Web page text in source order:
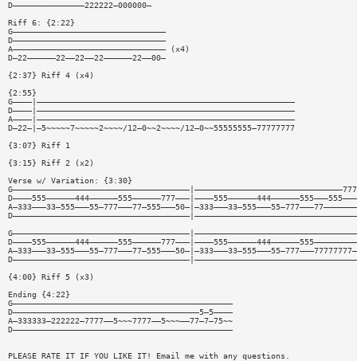
D———————————————222222—000000—
Riff 6: {2:22}
G————————————————————————————————
D————————————————————————————————
A———————————————————————————————— (x4)
D—22——————22——22——22——————22——00—
{2:37} Riff 4 (x4)
{2:55}
G————|——————————————————————————————————————————————————————
D————|——————————————————————————————————————————————————————
A————|——————————————————————————————————————————————————————
D—22—|—5~~~~~7~~~~~2~~~~/12—0~~2~~~~/12—0~~55555555—77777777
{3:07} Riff 1
{3:15} Riff 2 (x2)
Verse w/ Variation: {3:30}
{4:00} Riff 5 (x3)
Ending {4:22}
G——————————————————————————————————————————————
D———————————————————————————————————————5—5————
A—333333—222222—7777——5~~~7777——5~~~——77—7—75~~
D——————————————————————————————————————————————
PLEASE RATE IT IF YOU LIKE IT! Email me with any questions.